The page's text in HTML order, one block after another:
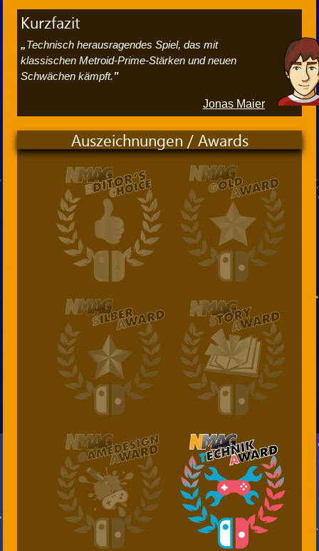
Kurzfazit
Technisch herausragendes Spiel, das mit
klassischen Metroid-Prime-Stärken und neuen
Schwächen kämpft.
Jonas Maier
Auszeichnungen / Awards